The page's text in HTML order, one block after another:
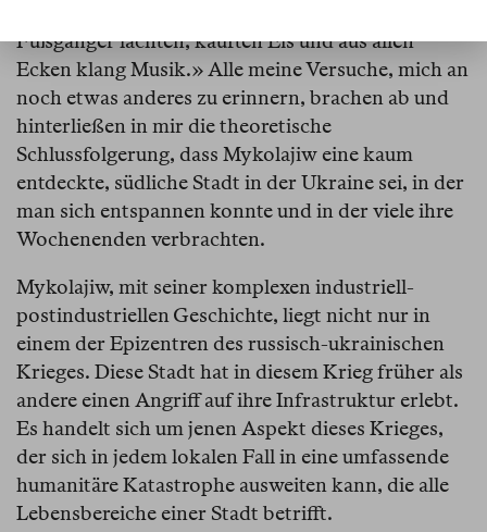
Fußgänger lachten, kauften Eis und aus allen
Ecken klang Musik.» Alle meine Versuche, mich an
noch etwas anderes zu erinnern, brachen ab und
hinterließen in mir die theoretische
Schlussfolgerung, dass Mykolajiw eine kaum
entdeckte, südliche Stadt in der Ukraine sei, in der
man sich entspannen konnte und in der viele ihre
Wochenenden verbrachten.
Mykolajiw, mit seiner komplexen industriell-
postindustriellen Geschichte, liegt nicht nur in
einem der Epizentren des russisch-ukrainischen
Krieges. Diese Stadt hat in diesem Krieg früher als
andere einen Angriff auf ihre Infrastruktur erlebt.
Es handelt sich um jenen Aspekt dieses Krieges,
der sich in jedem lokalen Fall in eine umfassende
humanitäre Katastrophe ausweiten kann, die alle
Lebensbereiche einer Stadt betrifft.